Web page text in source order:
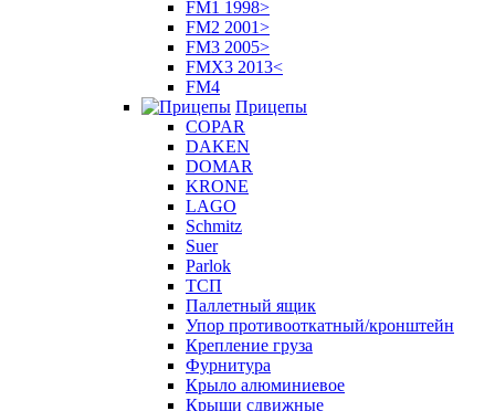
FM1 1998>
FM2 2001>
FM3 2005>
FMX3 2013<
FM4
Прицепы
COPAR
DAKEN
DOMAR
KRONE
LAGO
Schmitz
Suer
Parlok
ТСП
Паллетный ящик
Упор противооткатный/кронштейн
Крепление груза
Фурнитура
Крыло алюминиевое
Крыши сдвижные